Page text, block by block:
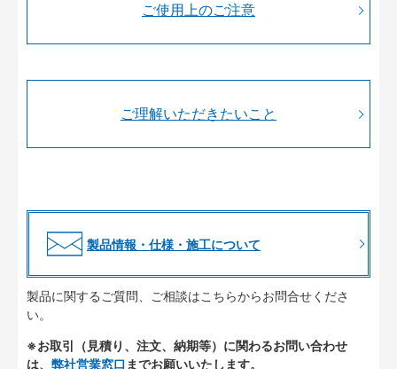
ご使用上のご注意
ご理解いただきたいこと
製品情報・仕様・施工について
製品に関するご質問、ご相談はこちらからお問合せくださ
い。
※お取引（見積り、注文、納期等）に関わるお問い合わせ
は、 弊社営業窓口 までお願いいたします。